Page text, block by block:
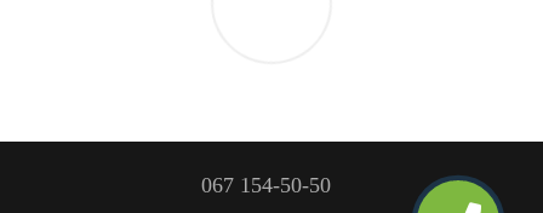
067 154-50-50